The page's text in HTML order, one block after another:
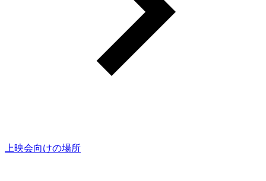
上映会向けの場所